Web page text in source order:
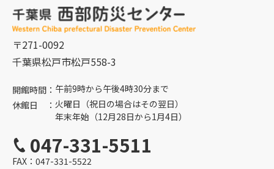
〒271-0092
千葉県松戸市松戸558-3
開館時間： 午前9時から午後4時30分まで
休館日 ： 火曜日（祝日の場合はその翌日）
年末年始（12月28日から1月4日）
047-331-5511
FAX： 047-331-5522